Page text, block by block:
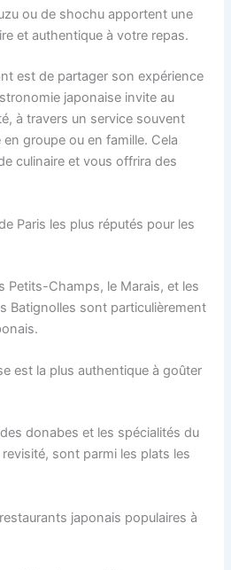
ou de shochu apportent une
et authentique à votre repas.
est de partager son expérience
japonaise invite au
à travers un service souvent
groupe ou en famille. Cela
culinaire et vous offrira des
Paris les plus réputés pour les
Petits-Champs, le Marais, et les
Batignolles sont particulièrement
est la plus authentique à goûter
donabes et les spécialités du
sont parmi les plats les
japonais populaires à